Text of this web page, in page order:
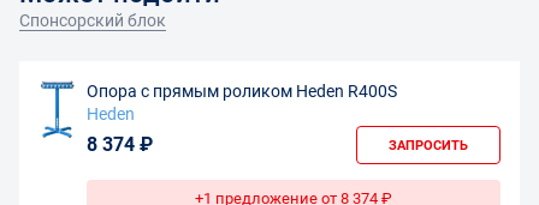
Спонсорский блок
Опора с прямым роликом Heden R400S
Heden
8 374 ₽ ЗАПРОСИТЬ
+1 предложение от 8 374 ₽